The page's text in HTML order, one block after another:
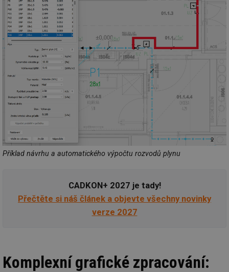
Příklad návrhu a automatického výpočtu rozvodů plynu
CADKON+ 2027 je tady!
Přečtěte si náš článek a objevte všechny novinky
verze 2027
Komplexní grafické zpracování: